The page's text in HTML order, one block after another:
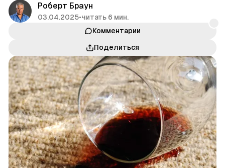
Роберт Браун
03.04.2025•читать 6 мин.
Комментарии
Поделиться